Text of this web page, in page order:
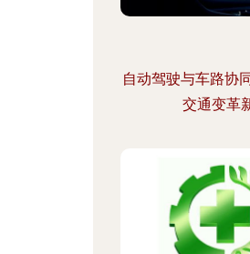
自动驾驶与车路协
交通变革